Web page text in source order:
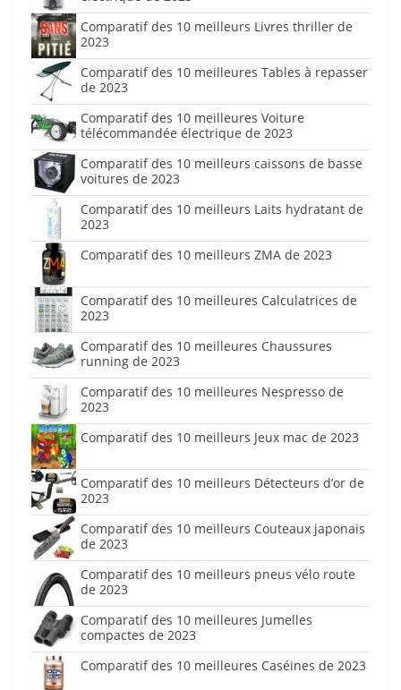
Comparatif des 10 meilleurs Livres thriller de
2023
Comparatif des 10 meilleures Tables à repasser
de 2023
Comparatif des 10 meilleures Voiture
télécommandée électrique de 2023
Comparatif des 10 meilleurs caissons de basse
voitures de 2023
Comparatif des 10 meilleurs Laits hydratant de
2023
Comparatif des 10 meilleurs ZMA de 2023
Comparatif des 10 meilleures Calculatrices de
2023
Comparatif des 10 meilleures Chaussures
running de 2023
Comparatif des 10 meilleures Nespresso de
2023
Comparatif des 10 meilleurs Jeux mac de 2023
Comparatif des 10 meilleurs Détecteurs d’or de
2023
Comparatif des 10 meilleurs Couteaux japonais
de 2023
Comparatif des 10 meilleurs pneus vélo route
de 2023
Comparatif des 10 meilleures Jumelles
compactes de 2023
Comparatif des 10 meilleures Caséines de 2023